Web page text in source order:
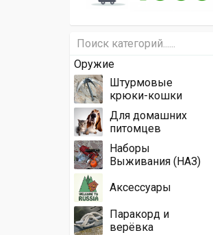
Оружие
Штурмовые
крюки-кошки
Для домашних
питомцев
Наборы
Выживания (НАЗ)
Аксессуары
Паракорд и
верёвка